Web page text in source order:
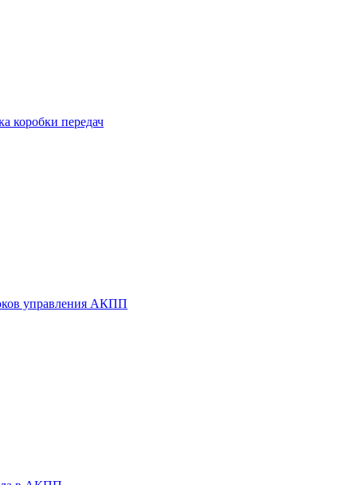
коробки передач
управления АКПП